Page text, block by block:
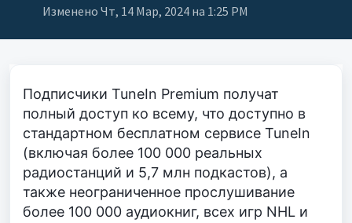
Изменено Чт, 14 Мар, 2024 на 1:25 PM
Подписчики TuneIn Premium получат
полный доступ ко всему, что доступно в
стандартном бесплатном сервисе TuneIn
(включая более 100 000 реальных
радиостанций и 5,7 млн подкастов), а
также неограниченное прослушивание
более 100 000 аудиокниг, всех игр NHL и